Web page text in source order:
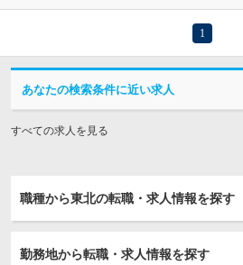
1
あなたの検索条件に近い求人
すべての求人を見る
職種から東北の転職・求人情報を探す
勤務地から転職・求人情報を探す